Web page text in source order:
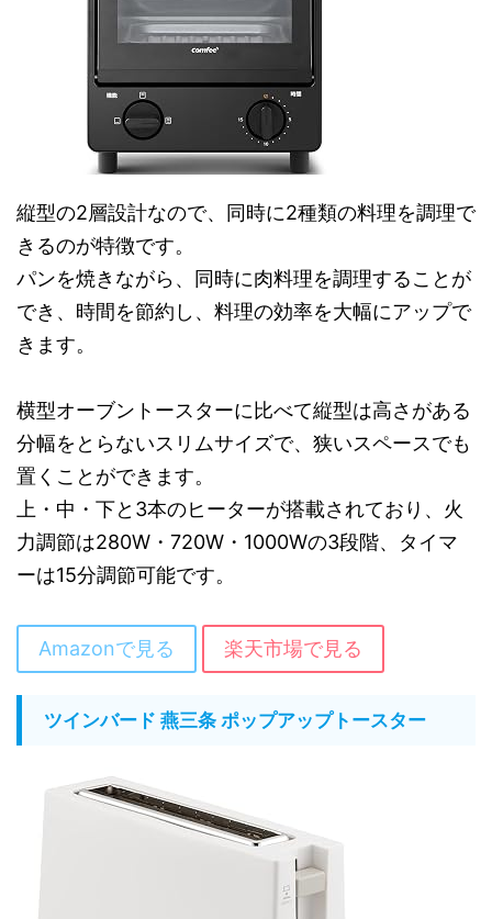
縦型の2層設計なので、同時に2種類の料理を調理で
きるのが特徴です。
パンを焼きながら、同時に肉料理を調理することが
でき、時間を節約し、料理の効率を大幅にアップで
きます。
横型オーブントースターに比べて縦型は高さがある
分幅をとらないスリムサイズで、狭いスペースでも
置くことができます。
上・中・下と3本のヒーターが搭載されており、火
力調節は280W・720W・1000Wの3段階、タイマ
ーは15分調節可能です。
Amazonで見る 楽天市場で見る
ツインバード 燕三条 ポップアップトースター